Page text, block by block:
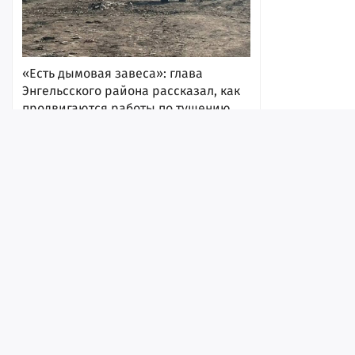
«Есть дымовая завеса»: глава
Энгельсского района рассказал, как
продвигаются работы по тушению